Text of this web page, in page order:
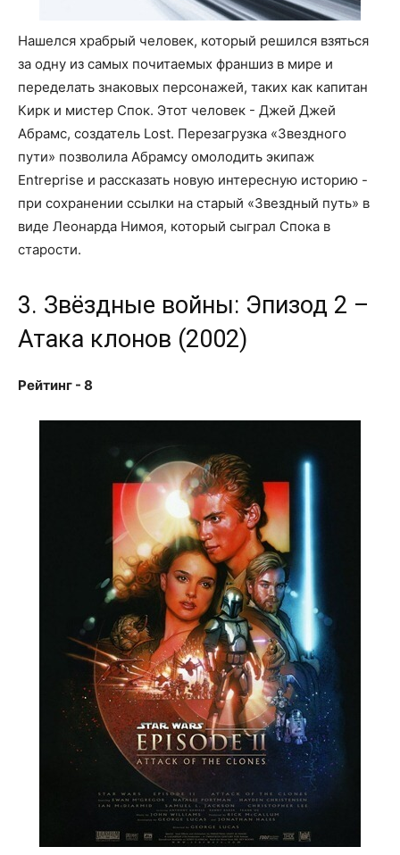
Нашелся храбрый человек, который решился взяться
за одну из самых почитаемых франшиз в мире и
переделать знаковых персонажей, таких как капитан
Кирк и мистер Спок. Этот человек - Джей Джей
Абрамс, создатель Lost. Перезагрузка «Звездного
пути» позволила Абрамсу омолодить экипаж
Entreprise и рассказать новую интересную историю -
при сохранении ссылки на старый «Звездный путь» в
виде Леонарда Нимоя, который сыграл Спока в
старости.
3. Звёздные войны: Эпизод 2 –
Атака клонов (2002)
Рейтинг - 8